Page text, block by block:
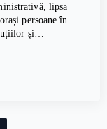
lipsa
persoane în
și…